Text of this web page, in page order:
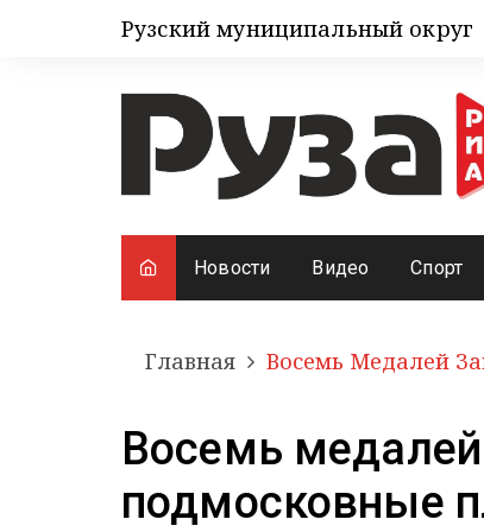
Рузский муниципальный округ
Новости Видео Спорт
Главная Восемь Медалей
Восемь
подмосковные